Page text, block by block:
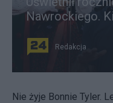
Nawrockiego.
Redakcja
Nie żyje Bonnie Tyler.